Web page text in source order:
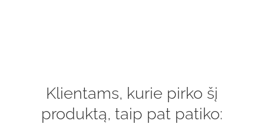
Klientams, kurie pirko šį
produktą, taip pat patiko: